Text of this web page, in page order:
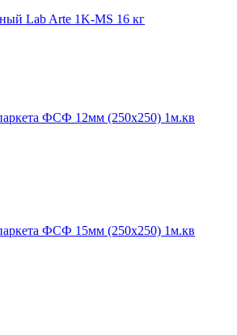
Lab Arte 1K-MS 16 кг
ФСФ 12мм (250х250) 1м.кв
ФСФ 15мм (250х250) 1м.кв